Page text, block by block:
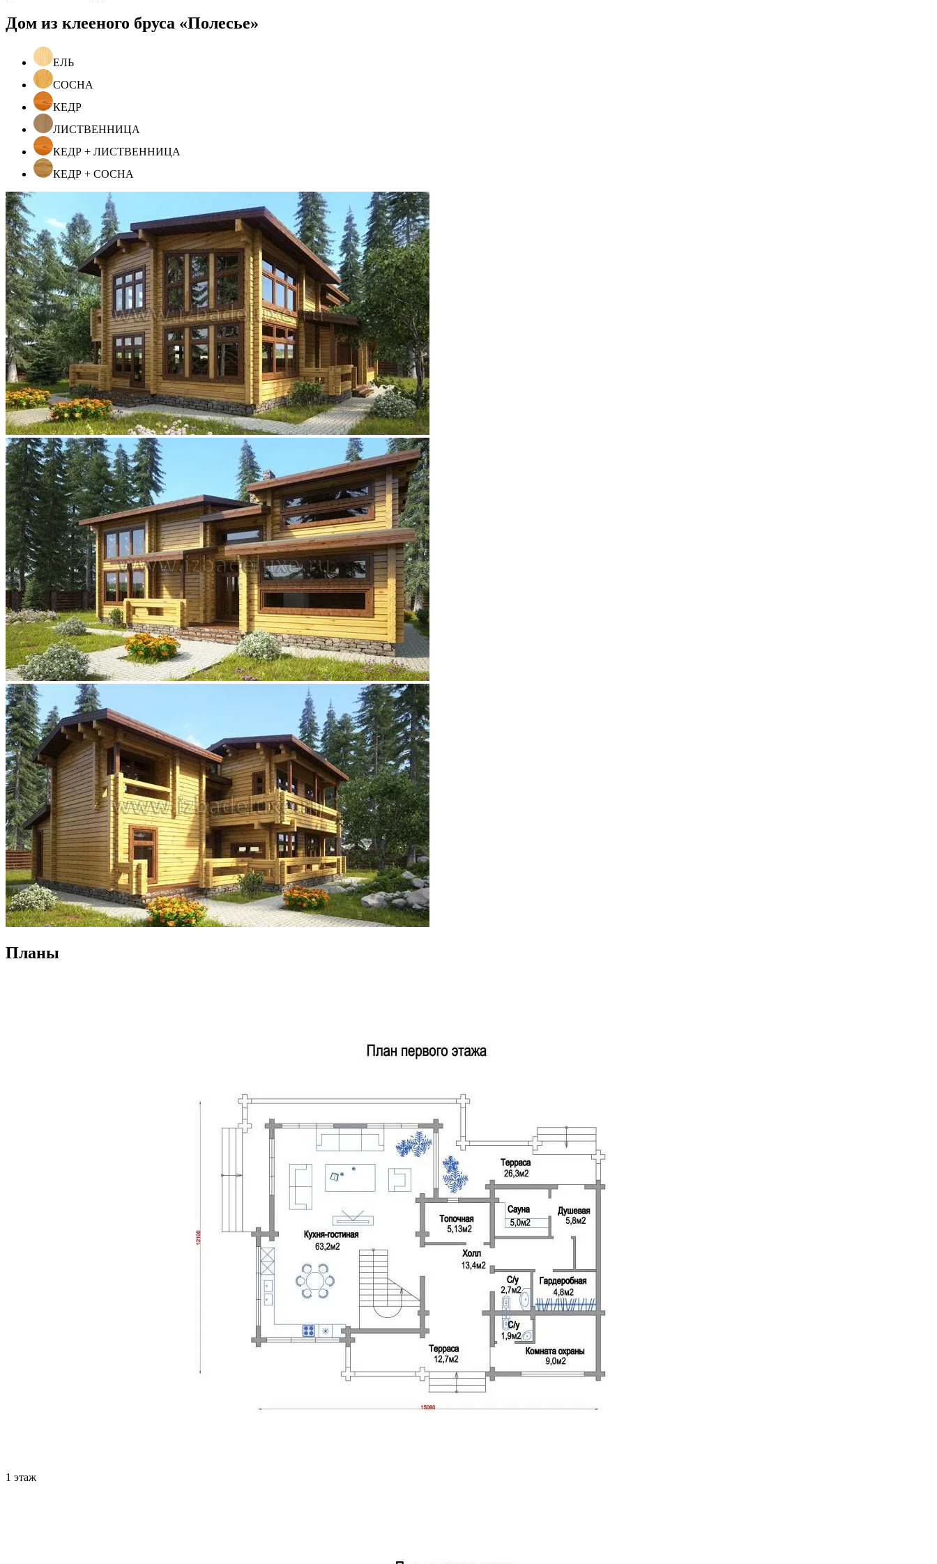
Дом из клееного бруса «Полесье»
ЕЛЬ
СОСНА
КЕДР
ЛИСТВЕННИЦА
КЕДР + ЛИСТВЕННИЦА
КЕДР + СОСНА
Планы
1 этаж